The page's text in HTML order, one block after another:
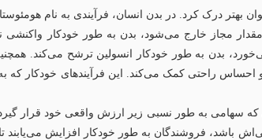
بهتر درک کرد. در بدن انسان، فرآیندی به نام
مجاز خارج می‌شود، بدن به طور خودکار واکنشی
بدن به طور خودکار انسولین ترشح می‌کند.
راحتی کمک می‌کند. این فرآیندهای خودکار که به
که سهامی به طور نسبی زیر ارزش واقعی خود قرار
باشد، فروشندگان به طور خودکار افزایش